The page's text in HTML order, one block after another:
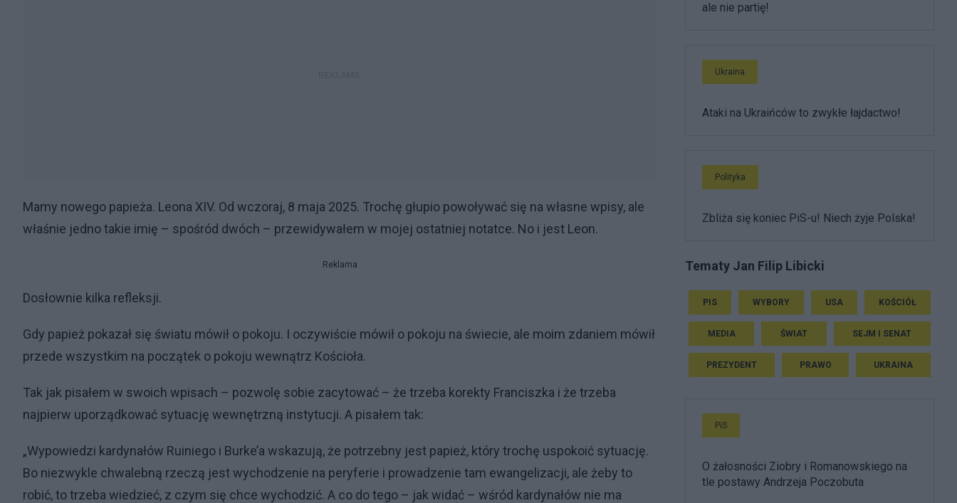
Mamy nowego papieża. Leona XIV. Od wczoraj, 8 maja 2025. Trochę głupio powoływać się na własne wpisy, ale
właśnie jedno takie imię – spośród dwóch – przewidywałem w mojej ostatniej notatce. No i jest Leon.
Reklama
Dosłownie kilka refleksji.
Gdy papież pokazał się światu mówił o pokoju. I oczywiście mówił o pokoju na świecie, ale moim zdaniem mówił
przede wszystkim na początek o pokoju wewnątrz Kościoła.
Tak jak pisałem w swoich wpisach – pozwolę sobie zacytować – że trzeba korekty Franciszka i że trzeba
najpierw uporządkować sytuację wewnętrzną instytucji. A pisałem tak:
„Wypowiedzi kardynałów Ruiniego i Burke’a wskazują, że potrzebny jest papież, który trochę uspokoić sytuację.
Bo niezwykle chwalebną rzeczą jest wychodzenie na peryferie i prowadzenie tam ewangelizacji, ale żeby to
robić, to trzeba wiedzieć, z czym się chce wychodzić. A co do tego – jak widać – wśród kardynałów nie ma
ale nie partię!
Ukraina
Ataki na Ukraińców to zwykłe łajdactwo!
Polityka
Zbliża się koniec PiS-u! Niech żyje Polska!
Tematy Jan Filip Libicki
PIS WYBORY USA KOŚCIÓŁ
MEDIA ŚWIAT SEJM I SENAT
PREZYDENT PRAWO UKRAINA
PiS
O żałosności Ziobry i Romanowskiego na
tle postawy Andrzeja Poczobuta